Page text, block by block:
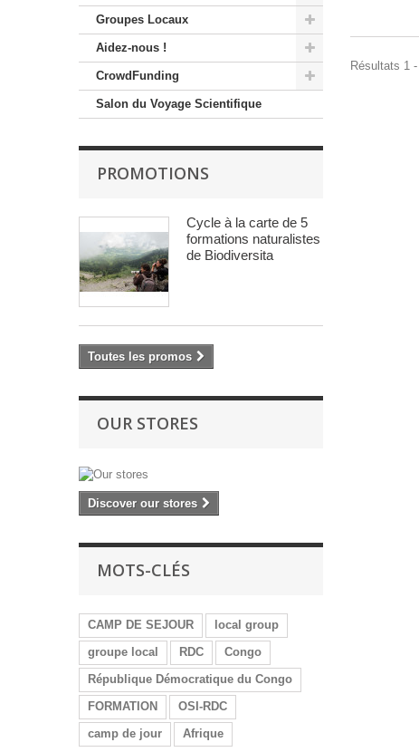
Groupes Locaux
Aidez-nous !
CrowdFunding
Salon du Voyage Scientifique
PROMOTIONS
Cycle à la carte de 5
formations naturalistes
de Biodiversita
Toutes les promos
OUR STORES
Discover our stores
MOTS-CLÉS
CAMP DE SEJOUR
local group
groupe local
RDC
Congo
République Démocratique du Congo
FORMATION
OSI-RDC
camp de jour
Afrique
Résultats 1